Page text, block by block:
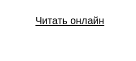
Читать онлайн